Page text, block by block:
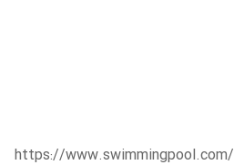
https://